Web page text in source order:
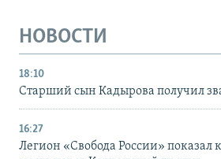
НОВОСТИ
18:10
Старший сын Кадырова получил
16:27
Легион «Свобода России» показал